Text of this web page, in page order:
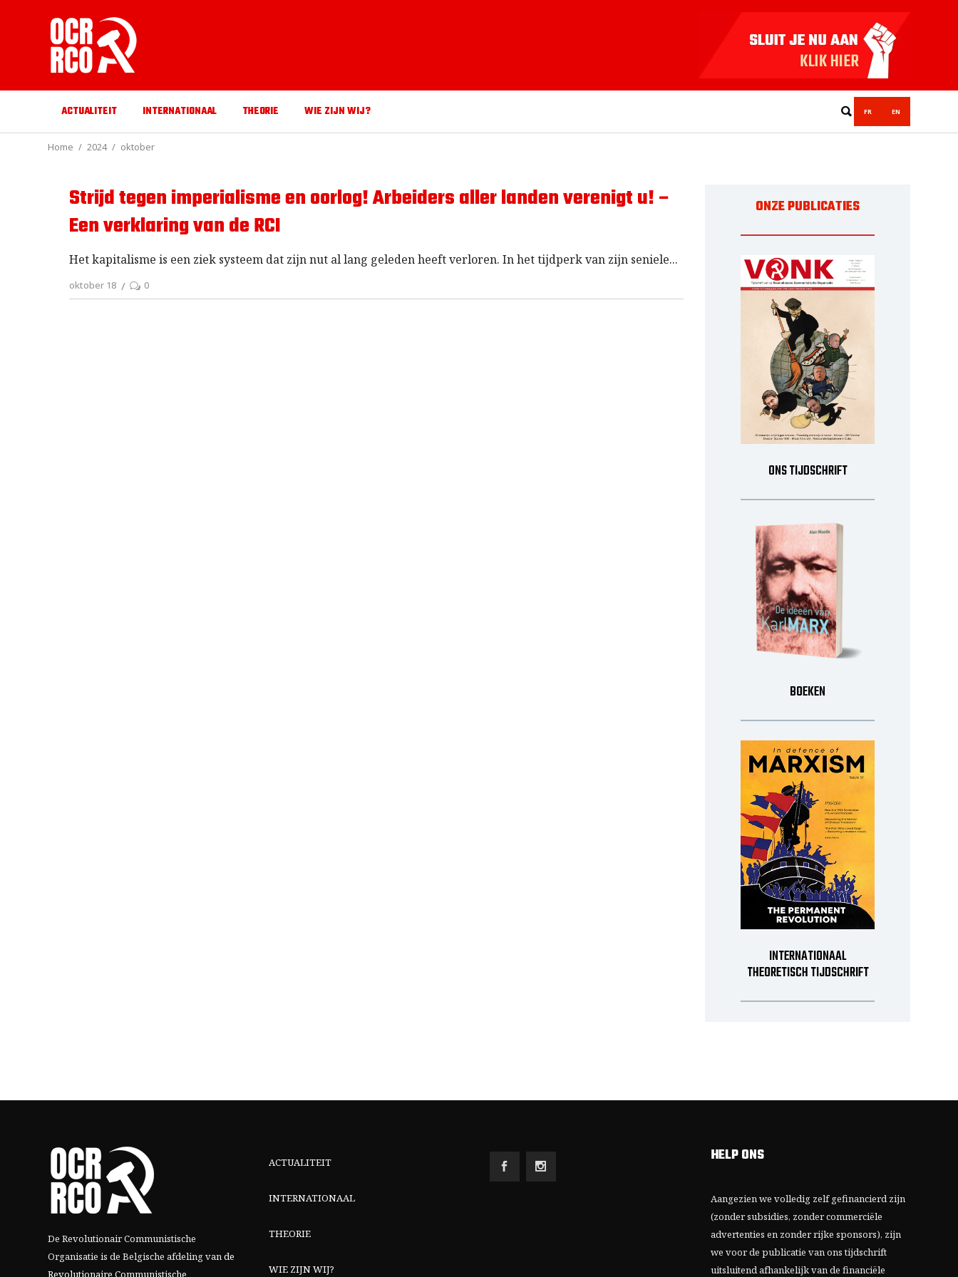
ACTUALITEIT INTERNATIONAAL THEORIE WIE ZIJN WIJ? FR EN
Home 2024 oktober
Strijd tegen imperialisme en oorlog! Arbeiders aller landen verenigt u! –
Een verklaring van de RCI
Het kapitalisme is een ziek systeem dat zijn nut al lang geleden heeft verloren. In het tijdperk van zijn seniele
oktober 18 0
ONZE PUBLICATIES
ONS TIJDSCHRIFT
BOEKEN
INTERNATIONAAL
THEORETISCH TIJDSCHRIFT
De Revolutionair Communistische
Organisatie is de Belgische afdeling vande
Revolutionaire Communistische
ACTUALITEIT
INTERNATIONAAL
THEORIE
WIE ZIJN WIJ?
HELP ONS
Aangezien we volledig zelf gefinancierd zijn
(zonder subsidies, zonder commerciële
advertenties en zonder rijke sponsors), zijn
we voor de publicatie van ons tijdschrift
uitsluitend afhankelijk van de financiële